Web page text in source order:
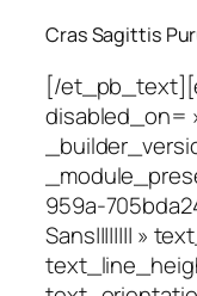
Cras Sagittis
[/
disabled_on=
959a-
Sans|||||||| »